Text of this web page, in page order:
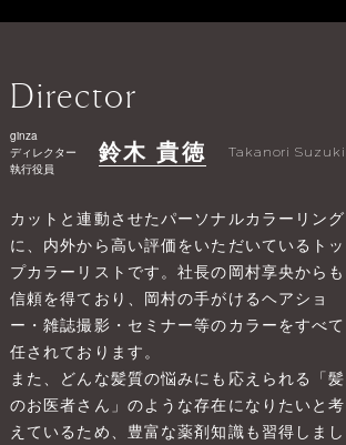
Director
ginza
ディレクター
執行役員
鈴木 貴徳 Takanori Suzuki
カットと連動させたパーソナルカラーリング
に、内外から高い評価をいただいているトッ
プカラーリストです。社長の岡村享央からも
信頼を得ており、岡村の手がけるヘアショ
ー・雑誌撮影・セミナー等のカラーをすべて
任されております。
また、どんな髪質の悩みにも応えられる「髪
のお医者さん」のような存在になりたいと考
えているため、豊富な薬剤知識も習得しまし